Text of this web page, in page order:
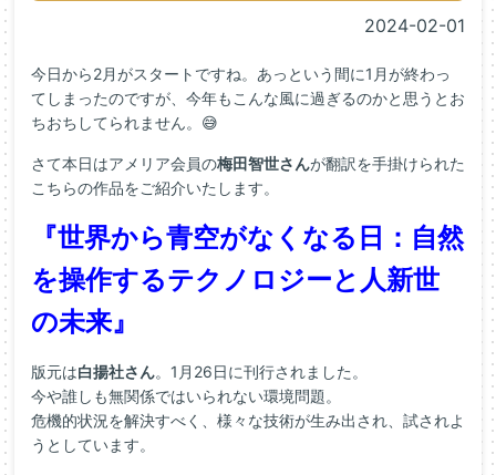
2024-02-01
今日から2月がスタートですね。あっという間に1月が終わっ
てしまったのですが、今年もこんな風に過ぎるのかと思うとお
ちおちしてられません。😅
さて本日はアメリア会員の梅田智世さんが翻訳を手掛けられた
こちらの作品をご紹介いたします。
『世界から青空がなくなる日：自然
を操作するテクノロジーと人新世
の未来』
版元は白揚社さん。1月26日に刊行されました。
今や誰しも無関係ではいられない環境問題。
危機的状況を解決すべく、様々な技術が生み出され、試されよ
うとしています。